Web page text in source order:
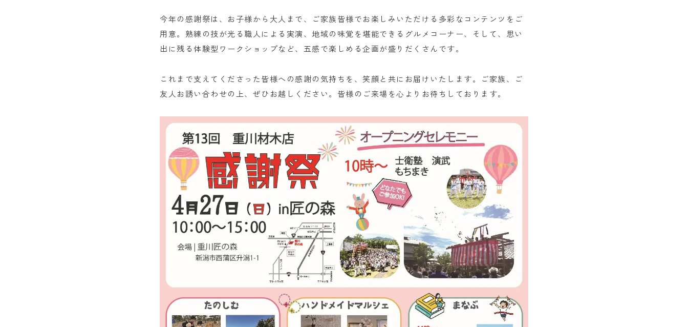
今年の感謝祭は、お子様から大人まで、ご家族皆様でお楽しみいただける多彩なコンテンツをご
用意。熟練の技が光る職人による実演、地域の味覚を堪能できるグルメコーナー、そして、思い
出に残る体験型ワークショップなど、五感で楽しめる企画が盛りだくさんです。
これまで支えてくださった皆様への感謝の気持ちを、笑顔と共にお届けいたします。ご家族、ご
友人お誘い合わせの上、ぜひお越しください。皆様のご来場を心よりお待ちしております。